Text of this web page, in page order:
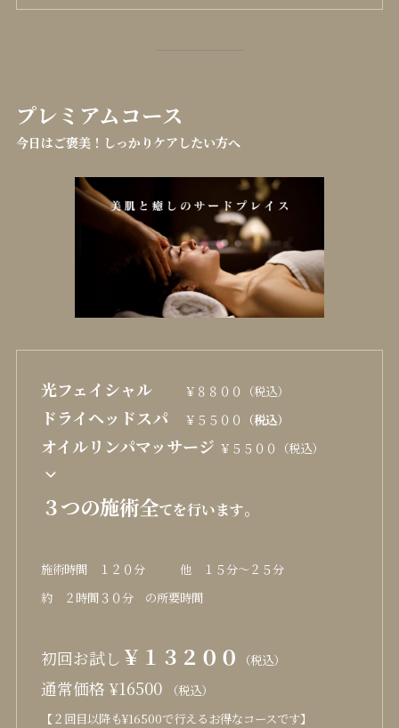
プレミアムコース
今日はご褒美！しっかりケアしたい方へ
光フェイシャル ￥８８００（税込）
ドライヘッドスパ ￥５５００ （税込）
オイルリンパマッサージ ￥５５００（税込）
３つの施術全てを行います。
施術時間 １２０分 他 １５分〜２５分
約 ２時間３０分 の所要時間
初回お試し ￥１３２００ （税込）
通常価格 ¥16500
（税込）
【２回目以降も¥16500で行えるお得なコースです】